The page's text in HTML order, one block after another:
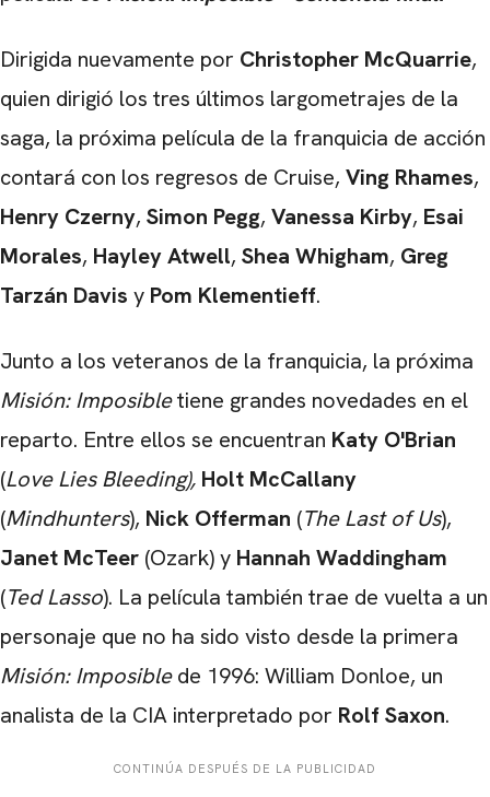
Dirigida nuevamente por Christopher McQuarrie,
quien dirigió los tres últimos largometrajes de la
saga, la próxima película de la franquicia de acción
contará con los regresos de Cruise, Ving Rhames,
Henry Czerny, Simon Pegg, Vanessa Kirby, Esai
Morales, Hayley Atwell, Shea Whigham, Greg
Tarzán Davis y Pom Klementieff.
Junto a los veteranos de la franquicia, la próxima
Misión: Imposibletiene grandes novedades en el
reparto. Entre ellos se encuentran Katy O'Brian
(Love Lies Bleeding), Holt McCallany
(Mindhunters), Nick Offerman (The Last of Us),
Janet McTeer (Ozark) y Hannah Waddingham
(Ted Lasso). La película también trae de vuelta a un
personaje que no ha sido visto desde la primera
Misión: Imposiblede 1996: William Donloe, un
analista de la CIA interpretado por Rolf Saxon.
CONTINÚA DESPUÉS DE LA PUBLICIDAD